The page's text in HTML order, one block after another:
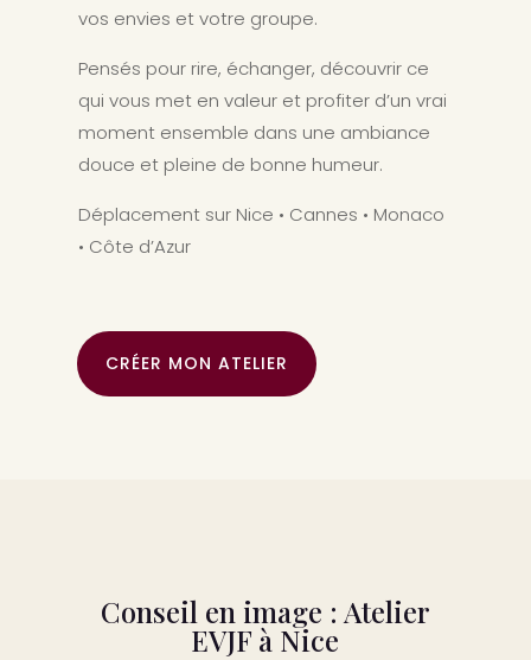
vos envies et votre groupe.
Pensés pour rire, échanger, découvrir ce
qui vous met en valeur et profiter d’un vrai
moment ensemble dans une ambiance
douce et pleine de bonne humeur.
Déplacement sur Nice • Cannes • Monaco
• Côte d’Azur
CRÉER MON ATELIER
Conseil en image : Atelier
EVJF à Nice